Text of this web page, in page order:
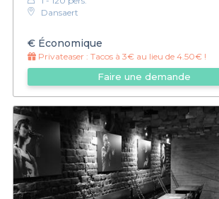
Dansaert
€ Économique
Privateaser : Tacos à 3€ au lieu de 4.50€ !
Faire une demande